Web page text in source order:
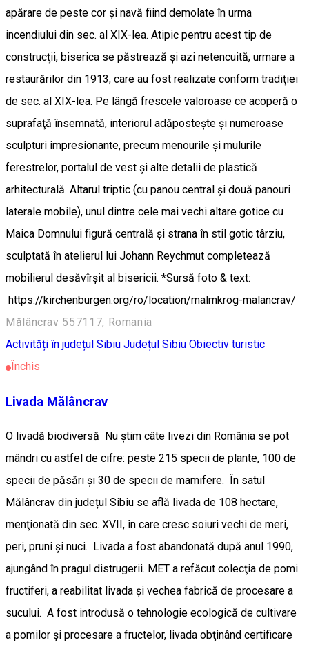
apărare de peste cor şi navă fiind demolate în urma
incendiului din sec. al XIX-lea. Atipic pentru acest tip de
construcţii, biserica se păstrează şi azi netencuită, urmare a
restaurărilor din 1913, care au fost realizate conform tradiţiei
de sec. al XIX-lea. Pe lângă frescele valoroase ce acoperă o
suprafaţă însemnată, interiorul adăposteşte şi numeroase
sculpturi impresionante, precum menourile şi mulurile
ferestrelor, portalul de vest şi alte detalii de plastică
arhitecturală. Altarul triptic (cu panou central şi două panouri
laterale mobile), unul dintre cele mai vechi altare gotice cu
Maica Domnului figură centrală şi strana în stil gotic târziu,
sculptată în atelierul lui Johann Reychmut completează
mobilierul desăvîrşit al bisericii. *Sursă foto & text:
https://kirchenburgen.org/ro/location/malmkrog-malancrav/
Mălâncrav 557117, Romania
Activități în județul Sibiu Județul Sibiu Obiectiv turistic
Închis
Livada Mălâncrav
O livadă biodiversă Nu știm câte livezi din România se pot
mândri cu astfel de cifre: peste 215 specii de plante, 100 de
specii de păsări şi 30 de specii de mamifere. În satul
Mălâncrav din județul Sibiu se află livada de 108 hectare,
menţionată din sec. XVII, în care cresc soiuri vechi de meri,
peri, pruni şi nuci. Livada a fost abandonată după anul 1990,
ajungând în pragul distrugerii. MET a refăcut colecţia de pomi
fructiferi, a reabilitat livada şi vechea fabrică de procesare a
sucului. A fost introdusă o tehnologie ecologică de cultivare
a pomilor şi procesare a fructelor, livada obţinând certificare